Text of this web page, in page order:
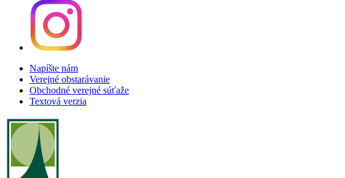
Napíšte nám
Verejné obstarávanie
Obchodné verejné súťaže
Textová verzia